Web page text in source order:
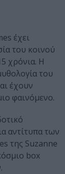
έχει
του κοινού
χρόνια. Η
του
έχουν
φαινόμενο.
αντίτυπα των
της Suzanne
box